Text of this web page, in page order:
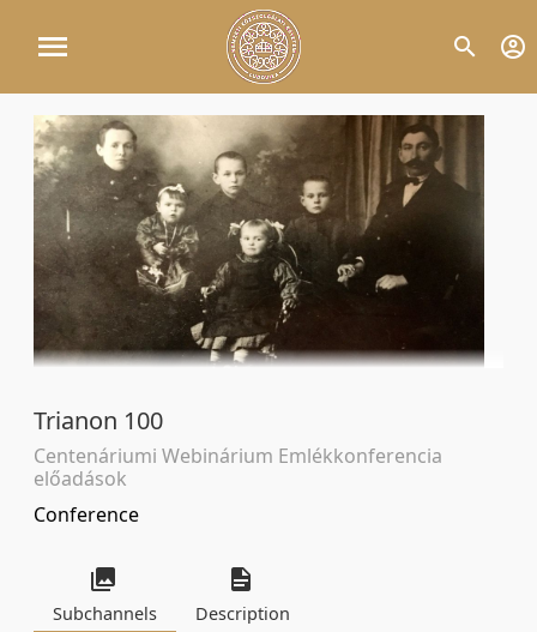
Trianon 100
Centenáriumi Webinárium Emlékkonferencia
előadások
Conference
Subchannels Description